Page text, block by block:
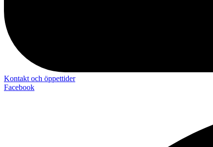
Kontakt och öppettider
Facebook